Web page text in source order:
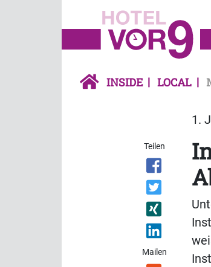
INSIDE LOCAL
1.
Teilen
Mailen